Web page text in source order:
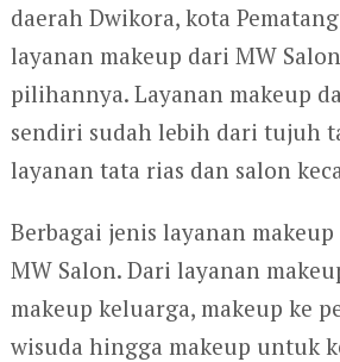
daerah Dwikora, kota
layanan makeup dari MW
pilihannya. Layanan makeup
sendiri sudah lebih dari tujuh
layanan tata rias dan salon
Berbagai jenis layanan
MW Salon. Dari layanan
makeup keluarga, makeup ke
wisuda hingga makeup untuk